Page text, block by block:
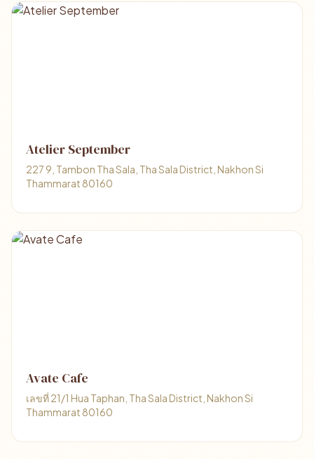
Atelier September
227 9, Tambon Tha Sala, Tha Sala District, Nakhon Si
Thammarat 80160
Avate Cafe
เลขที่ 21/1 Hua Taphan, Tha Sala District, Nakhon Si
Thammarat 80160